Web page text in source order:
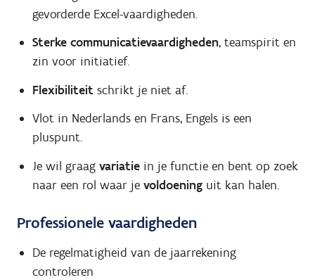
gevorderde Excel-vaardigheden.
Sterke communicatievaardigheden, teamspirit en
zin voor initiatief.
Flexibiliteitschrikt je niet af.
Vlot in Nederlands en Frans, Engels is een
pluspunt.
Je wil graag variatiein je functie en bent op zoek
naar een rol waar je voldoeninguit kan halen.
Professionele vaardigheden
De regelmatigheid van de jaarrekening
controleren